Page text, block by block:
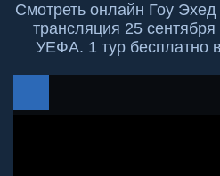
Смотреть онлайн Гоу
трансляция 25
УЕФА. 1 тур бесплатно